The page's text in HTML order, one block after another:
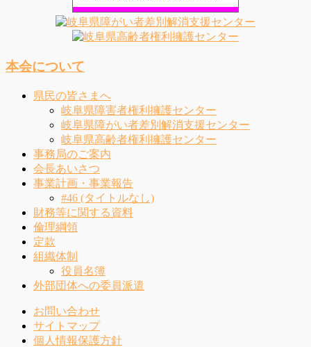
本会について
県民の皆さまへ
岐阜県障害者権利擁護センター
岐阜県障がい者差別解消支援センター
岐阜県高齢者権利擁護センター
事務局のご案内
会長あいさつ
事業計画・事業報告
#46 (タイトルなし)
財務等に関する資料
倫理綱領
定款
組織体制
役員名簿
外部団体への委員派遣
お問い合わせ
サイトマップ
個人情報保護方針